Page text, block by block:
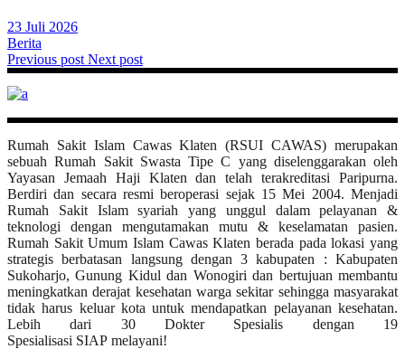
23 Juli 2026
Berita
Previous post Next post
Rumah Sakit Islam Cawas Klaten (RSUI CAWAS) merupakan
sebuah Rumah Sakit Swasta Tipe C yang diselenggarakan oleh
Yayasan Jemaah Haji Klaten dan telah terakreditasi Paripurna.
Berdiri dan secara resmi beroperasi sejak 15 Mei 2004. Menjadi
Rumah Sakit Islam syariah yang unggul dalam pelayanan &
teknologi dengan mengutamakan mutu & keselamatan pasien.
Rumah Sakit Umum Islam Cawas Klaten berada pada lokasi yang
strategis berbatasan langsung dengan 3 kabupaten : Kabupaten
Sukoharjo, Gunung Kidul dan Wonogiri dan bertujuan membantu
meningkatkan derajat kesehatan warga sekitar sehingga masyarakat
tidak harus keluar kota untuk mendapatkan pelayanan kesehatan.
Lebih dari 30 Dokter Spesialis dengan 19
Spesialisasi SIAP melayani!